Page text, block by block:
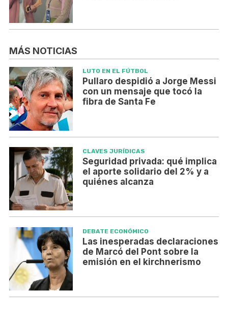
MÁS NOTICIAS
LUTO EN EL FÚTBOL
Pullaro despidió a Jorge Messi
con un mensaje que tocó la
fibra de Santa Fe
CLAVES JURÍDICAS
Seguridad privada: qué implica
el aporte solidario del 2% y a
quiénes alcanza
DEBATE ECONÓMICO
Las inesperadas declaraciones
de Marcó del Pont sobre la
emisión en el kirchnerismo